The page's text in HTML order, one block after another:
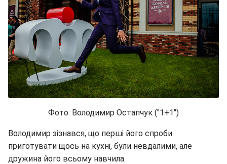
Фото: Володимир Остапчук ("1+1")
Володимир зізнався, що перші його спроби
приготувати щось на кухні, були невдалими, але
дружина його всьому навчила.